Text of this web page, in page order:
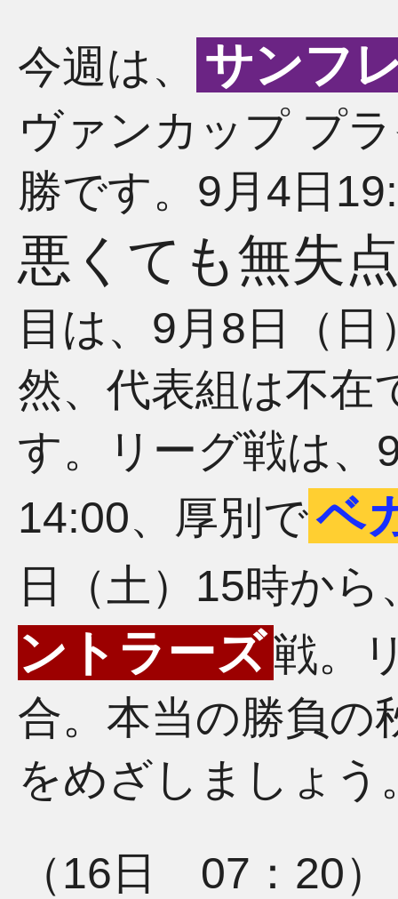
今週は、 サンフ
ヴァンカップ プ
勝です。9月4日
悪くても無失
目は、9月8日（
然、代表組は不在
す。リーグ戦は、
14:00、厚別でベ
日（土）15時か
ントラーズ戦。
合。本当の勝負の
をめざしましょう
（16日 07：20）